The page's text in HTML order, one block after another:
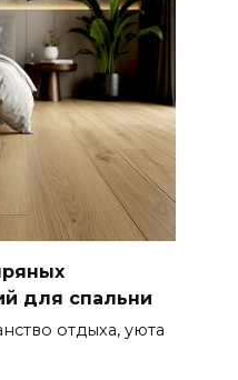
для спальни
отдыха, уюта